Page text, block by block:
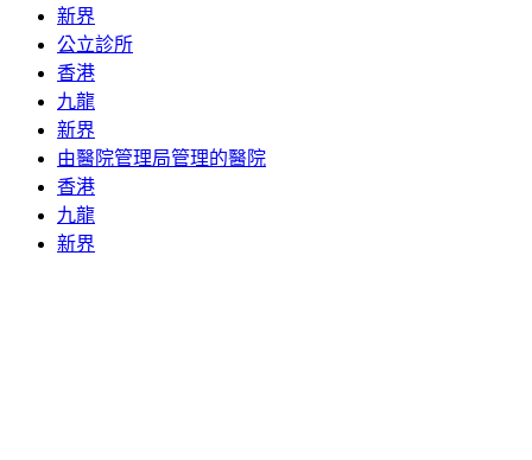
新界
公立診所
香港
九龍
新界
由醫院管理局管理的醫院
香港
九龍
新界